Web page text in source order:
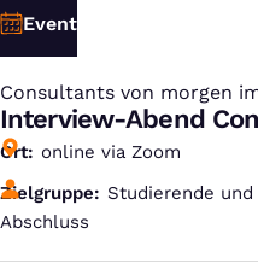
Event
Consultants von morgen
:
Interview-Abend
Ort
online via Zoom
Zielgruppe
Studierende
Abschluss